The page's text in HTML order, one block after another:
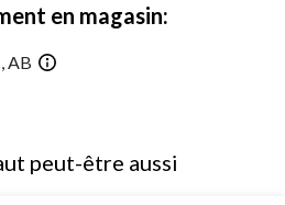
en magasin:
AB
peut-être aussi